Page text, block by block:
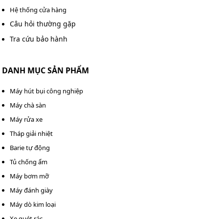
Tủ chống ẩm FujiE AD250 ứng dụng đa dạng trong cuộc sống
Trong lĩnh vực lưu trữ: Phù hợp trong việc lưu trữ các
vật phẩm dễ hư hỏng do độ ẩm như đồ da. Các viện
bảo tàng, thư viện, hoặc kho lưu trữ cần môi trường
Hệ thống cửa hàng
Câu hỏi thường gặp
Tra cứu bảo hành
DANH MỤC SẢN PHẨM
Máy hút bụi công nghiệp
Máy chà sàn
Máy rửa xe
Tháp giải nhiệt
Barie tự động
Tủ chống ẩm
Máy bơm mỡ
Máy đánh giày
Máy dò kim loại